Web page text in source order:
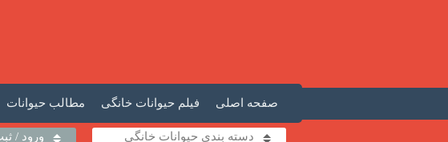
مطالب حیوانات فیلم حیوانات خانگی صفحه اصلی
دسته بندی حیوانات خانگی ورود /